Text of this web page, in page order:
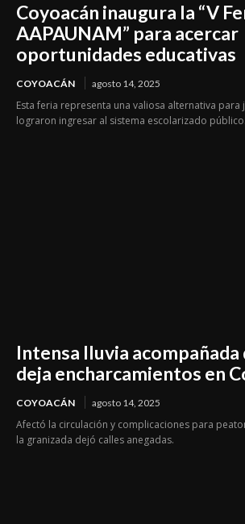
Coyoacán inaugura la “V
AAPAUNAM” para acercar
oportunidades educativas
COYOACÁN agosto 14, 2025
Esta feria representa una valiosa alternativa para
lograron ingresar al sistema escolarizado público.
Intensa lluvia acompañada
deja encharcamientos en
COYOACÁN agosto 14, 2025
Afectó la circulación y complicaciones para
la granizada dejó calles anegadas.